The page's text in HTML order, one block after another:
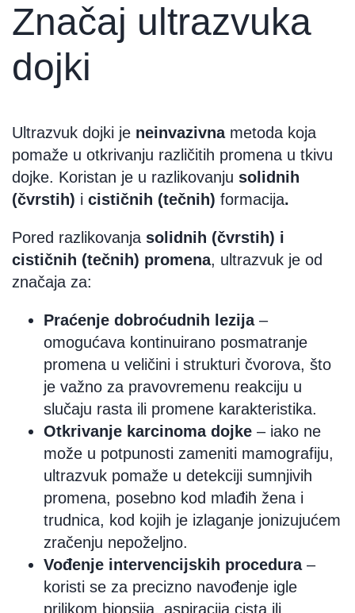
Značaj ultrazvuka
dojki
Ultrazvuk dojki je neinvazivnametoda koja
pomaže u otkrivanju različitih promena u tkivu
dojke. Koristan je u razlikovanju solidnih
(čvrstih) i cističnih (tečnih) formacija.
Pored razlikovanja solidnih (čvrstih) i
cističnih (tečnih) promena, ultrazvuk je od
značaja za:
Praćenje dobroćudnih lezija–
omogućava kontinuirano posmatranje
promena u veličini i strukturi čvorova, što
je važno za pravovremenu reakciju u
slučaju rasta ili promene karakteristika.
Otkrivanje karcinoma dojke – iako ne
može u potpunosti zameniti mamografiju,
ultrazvuk pomaže u detekciji sumnjivih
promena, posebno kod mlađih žena i
trudnica, kod kojih je izlaganje jonizujućem
zračenju nepoželjno.
Vođenje intervencijskih procedura–
koristi se za precizno navođenje igle
prilikom biopsija, aspiracija cista ili